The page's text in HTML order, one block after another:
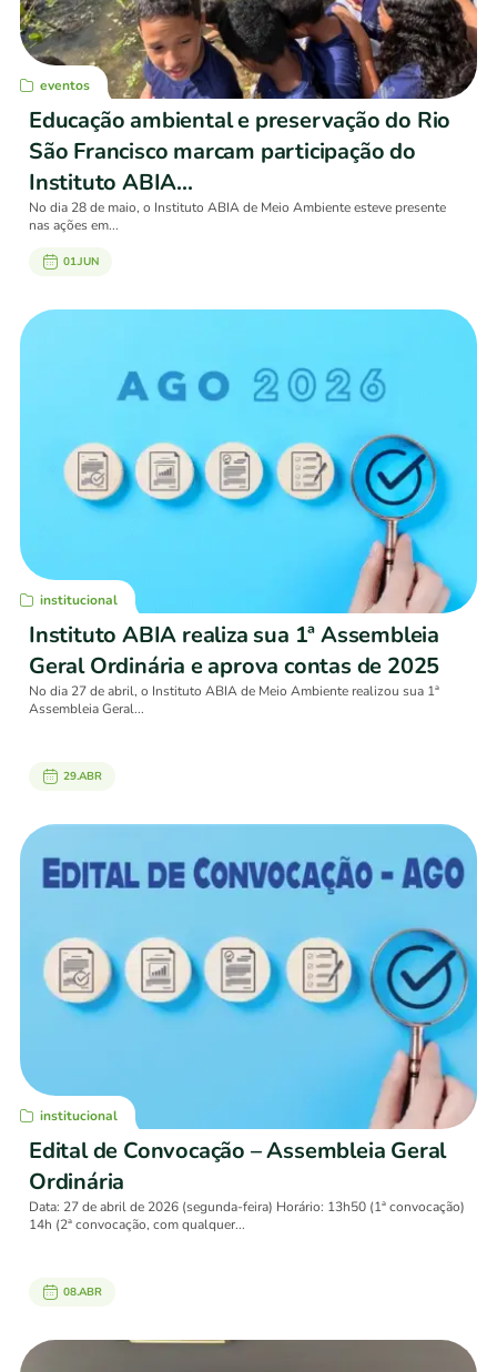
eventos
Educação ambiental e preservação do Rio
São Francisco marcam participação do
Instituto ABIA...
No dia 28 de maio, o Instituto ABIA de Meio Ambiente esteve presente
nas ações em...
01.JUN
institucional
Instituto ABIA realiza sua 1ª Assembleia
Geral Ordinária e aprova contas de 2025
No dia 27 de abril, o Instituto ABIA de Meio Ambiente realizou sua 1ª
Assembleia Geral...
29.ABR
institucional
Edital de Convocação – Assembleia Geral
Ordinária
Data: 27 de abril de 2026 (segunda-feira) Horário: 13h50 (1ª convocação)
14h (2ª convocação, com qualquer...
08.ABR